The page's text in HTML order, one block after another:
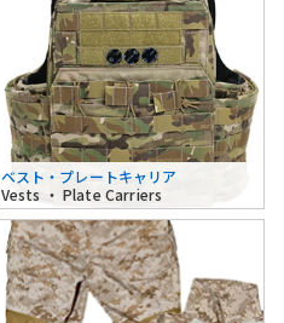
ベスト・プレートキャリア
Vests ・ Plate Carriers